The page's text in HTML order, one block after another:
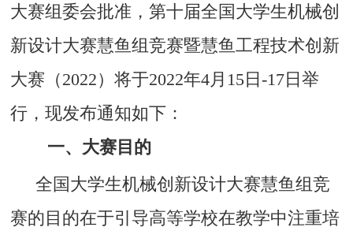
大赛组委会批准，第十届全国大学生机械创
新设计大赛慧鱼组竞赛暨慧鱼工程技术创新
大赛（2022）将于2022年4月15日-17日举
行，现发布通知如下：
一、 大赛目的
全国大学生机械创新设计大赛慧鱼组竞
赛的目的在于引导高等学校在教学中注重培